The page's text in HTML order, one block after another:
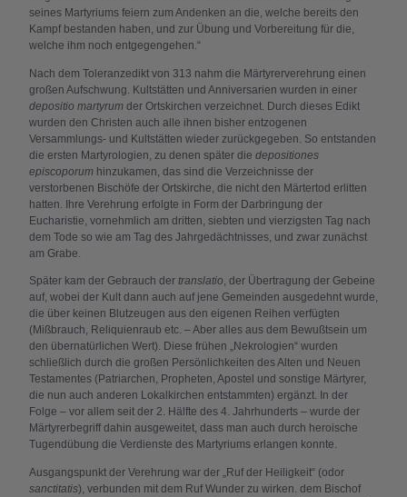
seines Martyriums feiern zum Andenken an die, welche bereits den
Kampf bestanden haben, und zur Übung und Vorbereitung für die,
welche ihm noch entgegengehen.“
Nach dem Toleranzedikt von 313 nahm die Märtyrerverehrung einen
großen Aufschwung. Kultstätten und Anniversarien wurden in einer
depositio martyrum der Ortskirchen verzeichnet. Durch dieses Edikt
wurden den Christen auch alle ihnen bisher entzogenen
Versammlungs- und Kultstätten wieder zurückgegeben. So entstanden
die ersten Martyrologien, zu denen später die depositiones
episcoporum hinzukamen, das sind die Verzeichnisse der
verstorbenen Bischöfe der Ortskirche, die nicht den Märtertod erlitten
hatten. Ihre Verehrung erfolgte in Form der Darbringung der
Eucharistie, vornehmlich am dritten, siebten und vierzigsten Tag nach
dem Tode so wie am Tag des Jahrgedächtnisses, und zwar zunächst
am Grabe.
Später kam der Gebrauch der translatio, der Übertragung der Gebeine
auf, wobei der Kult dann auch auf jene Gemeinden ausgedehnt wurde,
die über keinen Blutzeugen aus den eigenen Reihen verfügten
(Mißbrauch, Reliquienraub etc. – Aber alles aus dem Bewußtsein um
den übernatürlichen Wert). Diese frühen „Nekrologien“ wurden
schließlich durch die großen Persönlichkeiten des Alten und Neuen
Testamentes (Patriarchen, Propheten, Apostel und sonstige Märtyrer,
die nun auch anderen Lokalkirchen entstammten) ergänzt. In der
Folge – vor allem seit der 2. Hälfte des 4. Jahrhunderts – wurde der
Märtyrerbegriff dahin ausgeweitet, dass man auch durch heroische
Tugendübung die Verdienste des Martyriums erlangen konnte.
Ausgangspunkt der Verehrung war der „Ruf der Heiligkeit“ (odor
sanctitatis), verbunden mit dem Ruf Wunder zu wirken. dem Bischof